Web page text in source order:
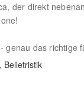
der direkt
genau das richtige
Belletristik